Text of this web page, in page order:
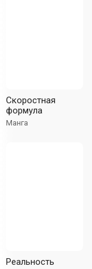
Скоростная
формула
Манга
Реальность